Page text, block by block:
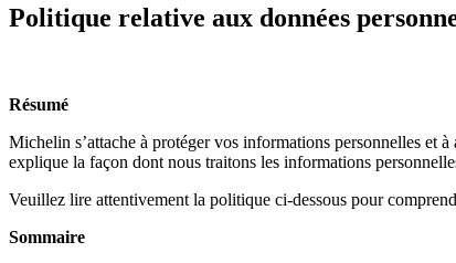
Politique relative aux données
Résumé
Michelin s’attache à protéger vos informations personnelles et
explique la façon dont nous traitons les informations
Veuillez lire attentivement la politique ci-dessous pour
Sommaire